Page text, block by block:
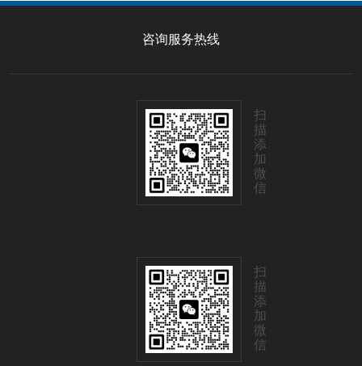
咨询服务热线
扫
描
添
加
微
信
扫
描
添
加
微
信